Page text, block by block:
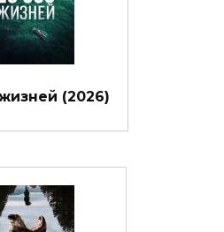
(2026)